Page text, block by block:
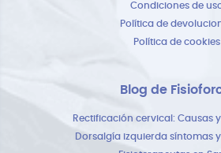
Condiciones de
Política de
Política de cookies
Blog de
Rectificación cervical: Causas
Dorsalgía izquierda síntomas